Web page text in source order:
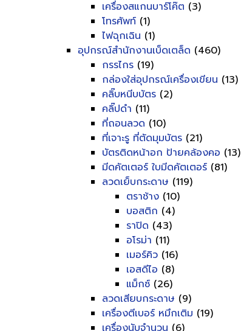
เครื่องสแกนบาร์โค๊ต (3)
โทรศัพท์ (1)
ไฟฉุกเฉิน (1)
อุปกรณ์สำนักงานเบ็ดเตล็ด (460)
กรรไกร (19)
กล่องใส่อุปกรณ์เครื่องเขียน (13)
คลิ๊บหนีบบัตร (2)
คลิ๊ปดำ (11)
ที่ถอนลวด (10)
ที่เจาะรู ที่ตัดมุมบัตร (21)
บัตรติดหน้าอก ป้ายคล้องคอ (13)
มีดคัตเตอร์ ใบมีดคัตเตอร์ (81)
ลวดเย็บกระดาษ (119)
ตราช้าง (10)
บอสติก (4)
ราปิด (43)
อโรม่า (11)
เมอร์คิว (16)
เอสดีไอ (8)
แม็กซ์ (26)
ลวดเสียบกระดาษ (9)
เครื่องตีเบอร์ หมึกเติม (19)
เครื่องนับจำนวน (6)